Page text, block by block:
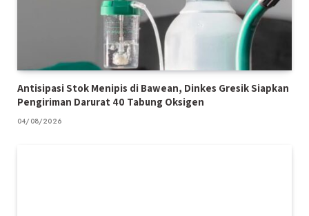
Antisipasi Stok Menipis di Bawean, Dinkes Gresik Siapkan
Pengiriman Darurat 40 Tabung Oksigen
04/08/2026